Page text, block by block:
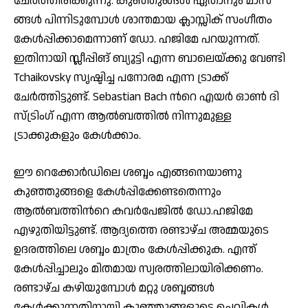
ങ്ങള്‍ പിന്നിടുമ്പോള്‍ ശാന്തമായ ക്ലാസ്സിക് സംഗീതം
കേള്‍പ്പിക്കാമെന്നാണ് ഡോ. ഹജിമേ പറയുന്നത്.
ഇതിനായി സ്ലീപ്പിങ് ബ്യൂട്ടി എന്ന ബാലെയ്ക്കു വേണ്ടി
Tchaikovsky സൃഷ്ടിച്ച പനോരമ എന്ന ട്രാക്ക്
ചേര്‍ത്തിട്ടുണ്ട്. Sebastian Bach ന്‍റെ എയര്‍ ഓണ്‍ ദി
സ്ട്രിംഗ് എന്ന ആല്‍ബത്തില്‍ നിന്നുമുള്ള
ട്രാക്കുകളും കേള്‍ക്കാം.
ഈ റെക്കോര്‍ഡിലെ ശബ്ദം എങ്ങനെയാണു
കുഞ്ഞുങ്ങളെ കേള്‍പ്പിക്കേണ്ടതെന്നും
ആല്‍ബത്തിന്‍റെ കവര്‍പേജില്‍ ഡോ.ഹജിമേ
എഴുതിയിട്ടുണ്ട്. ആദ്യത്തെ രണ്ടാഴ്ച അമ്മയുടെ
ഉദരത്തിലെ ശബ്ദം മാത്രം കേള്‍പ്പിക്കുക. എന്ത്
കേള്‍പ്പിച്ചാലും മിതമായ സ്വരത്തിലായിരിക്കണം.
രണ്ടാഴ്ച കഴിയുമ്പോള്‍ മറ്റു ശബ്ദങ്ങള്‍